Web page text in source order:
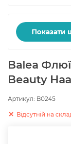
Показати
Balea
Beauty
Артикул: B0245
Відсутній на